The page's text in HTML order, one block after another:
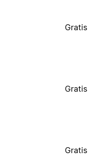
Gratis
Gratis
Gratis